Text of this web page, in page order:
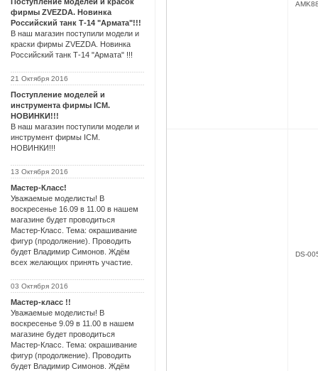
фирмы ZVEZDA. Новинка
Российский танк Т-14 "Армата"!!!
В наш магазин поступили модели и
краски фирмы ZVEZDA. Новинка
Российский танк Т-14 "Армата" !!!
21 Октября 2016
Поступление моделей и
инструмента фирмы ICM.
НОВИНКИ!!!
В наш магазин поступили модели и
инструмент фирмы ICM.
НОВИНКИ!!!
13 Октября 2016
Мастер-Класс!
Уважаемые моделисты! В
воскресенье 16.09 в 11.00 в нашем
магазине будет проводиться
Мастер-Класс. Тема: окрашивание
фигур (продолжение). Проводить
будет Владимир Симонов. Ждём
всех желающих принять участие.
03 Октября 2016
Мастер-класс !!
Уважаемые моделисты! В
воскресенье 9.09 в 11.00 в нашем
магазине будет проводиться
Мастер-Класс. Тема: окрашивание
фигур (продолжение). Проводить
будет Владимир Симонов. Ждём
DS-